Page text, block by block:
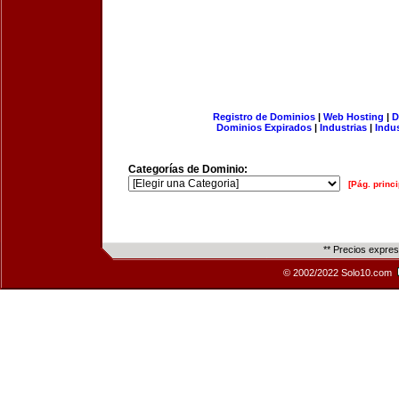
Registro de Dominios| Web Hosting |
Dominios Expirados | Industrias |
Categorías de Dominio:
[Pág.
** Precios
© 2002/2022 Solo10.com